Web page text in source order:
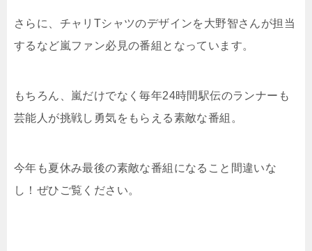
さらに、チャリTシャツのデザインを大野智さんが担当
するなど嵐ファン必見の番組となっています。
もちろん、嵐だけでなく毎年24時間駅伝のランナーも
芸能人が挑戦し勇気をもらえる素敵な番組。
今年も夏休み最後の素敵な番組になること間違いな
し！ぜひご覧ください。